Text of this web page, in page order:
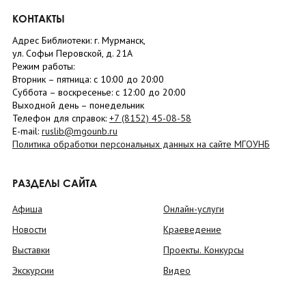
КОНТАКТЫ
Адрес Библиотеки: г. Мурманск,
ул. Софьи Перовской, д. 21А
Режим работы:
Вторник – пятница: с 10:00 до 20:00
Суббота – воскресенье: c 12:00 до 20:00
Выходной день – понедельник
Телефон для справок: +7 (8152) 45-08-58
E-mail: ruslib@mgounb.ru
Политика обработки персональных данных на сайте МГОУНБ
РАЗДЕЛЫ САЙТА
Афиша
Новости
Выставки
Экскурсии
Онлайн-услуги
Краеведение
Проекты. Конкурсы
Видео